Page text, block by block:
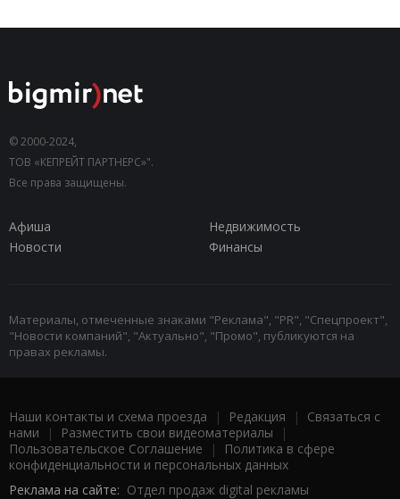
© 2000-2024,
ТОВ «КЕПРЕЙТ ПАРТНЕРС»".
Все права защищены.
Афиша
Недвижимость
Новости
Финансы
Материалы, отмеченные знаками "Реклама", "PR", "Спецпроект",
"Новости компаний", "Актуально", "Промо", публикуются на
правах рекламы.
Наши контакты и схема проезда | Редакция | Связаться с
нами | Разместить свои видеоматериалы |
Пользовательское Соглашение |
Политика в сфере
конфиденциальности и персональных данных
Реклама на сайте: Отдел продаж digital рекламы